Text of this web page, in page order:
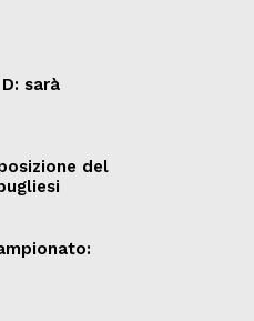
sarà
del